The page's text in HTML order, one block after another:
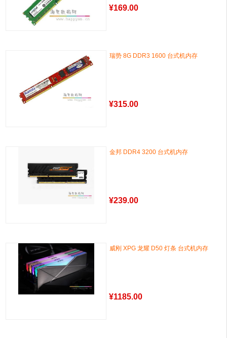
¥169.00
瑞势 8G DDR3 1600 台式机内存
¥315.00
金邦 DDR4 3200 台式机内存
¥239.00
威刚 XPG 龙耀 D50 灯条 台式机内存
¥1185.00